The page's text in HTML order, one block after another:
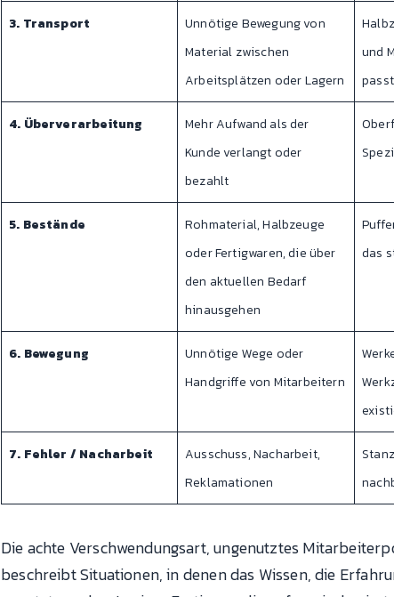
3. Transport
Unnötige Bewegung von
Material zwischen
Arbeitsplätzen oder Lagern
und
passt
4. Überverarbeitung
Mehr Aufwand als der
Kunde verlangt oder
bezahlt
5. Bestände
Rohmaterial, Halbzeuge
oder Fertigwaren, die über
den aktuellen Bedarf
hinausgehen
das
6. Bewegung
Unnötige Wege oder
Handgriffe von Mitarbeitern
7. Fehler / Nacharbeit
Ausschuss, Nacharbeit,
Reklamationen
Die achte Verschwendungsart, ungenutztes
beschreibt Situationen, in denen das Wissen, die